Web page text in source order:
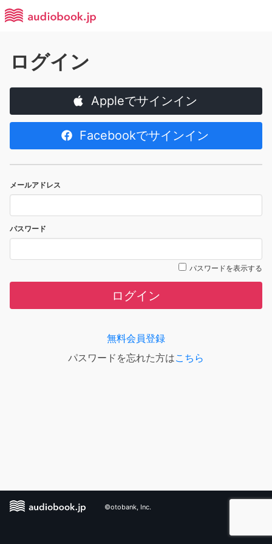
ログイン
Appleでサインイン
Facebookでサインイン
メールアドレス
パスワード
パスワードを表示する
ログイン
無料会員登録
パスワードを忘れた方はこちら
©otobank, Inc.